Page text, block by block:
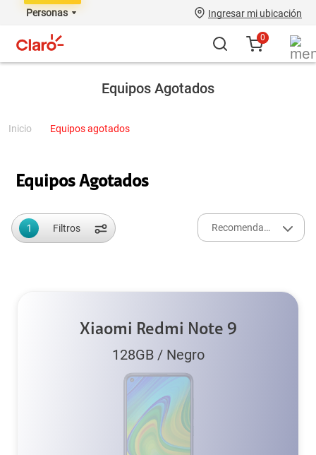
Personas Ingresar mi ubicación
0
Equipos Agotados
equipos agotados
Equipos Agotados
1 Filtros Recomendados
Xiaomi Redmi Note 9
128GB/ Negro